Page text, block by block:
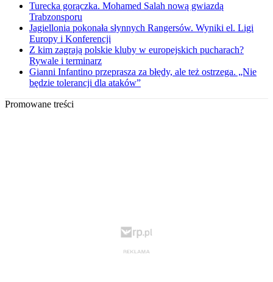
Turecka gorączka. Mohamed Salah nową gwiazdą
Trabzonsporu
Jagiellonia pokonała słynnych Rangersów. Wyniki el. Ligi
Europy i Konferencji
Z kim zagrają polskie kluby w europejskich pucharach?
Rywale i terminarz
Gianni Infantino przeprasza za błędy, ale też ostrzega. „Nie
będzie tolerancji dla ataków”
Promowane treści